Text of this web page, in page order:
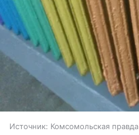
Источник: Комсомольская правда